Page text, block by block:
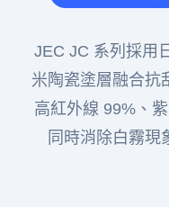
JEC JC 系列採用
米陶瓷塗層融合抗
高紅外線 99%、
同時消除白霧現